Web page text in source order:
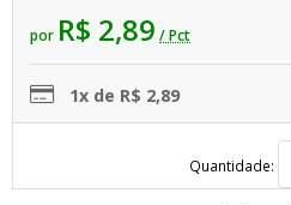
por R$ 2,89 / Pct
1x de R$ 2,89
Quantidade: